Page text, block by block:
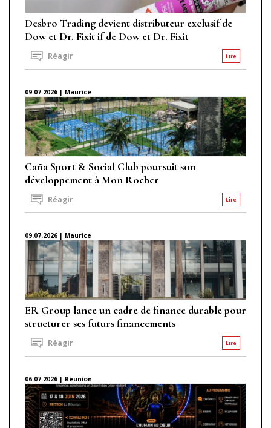
Desbro Trading devient distributeur exclusif de
Dow et Dr. Fixit if de Dow et Dr. Fixit
Lire
Réagir
09.07.2026 | Maurice
Caña Sport & Social Club poursuit son
développement à Mon Rocher
Lire
Réagir
09.07.2026 | Maurice
ER Group lance un cadre de finance durable pour
structurer ses futurs financements
Lire
Réagir
06.07.2026 | Réunion